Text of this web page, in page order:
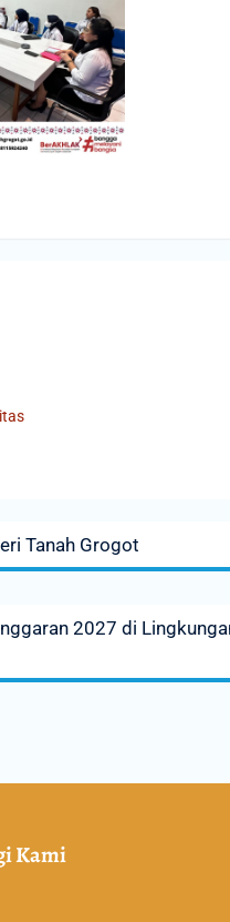
Tanah Grogot
2027 di
Kami